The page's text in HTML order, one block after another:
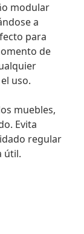
modular
a
para
de
uso.
muebles,
Evita
regular
útil.